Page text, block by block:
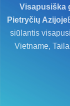
Visapusiška
Pietryčių Azijoje
siūlantis
Vietname,